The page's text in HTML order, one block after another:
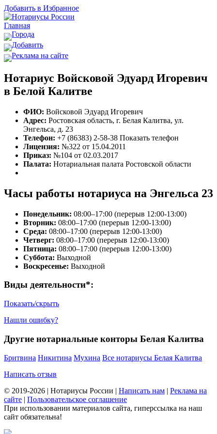
Добавить в Избранное
Главная
Города
Добавить
Реклама на сайте
Нотариус Войсковой Эдуард Игоревич
в Белой Калитве
ФИО: Войсковой Эдуард Игоревич
Адрес: Ростовская область, г. Белая Калитва, ул.
Энгельса, д. 23
Телефон: +7 (86383) 2-58-38 Показать телефон
Лицензия: №322 от 15.04.2011
Приказ: №104 от 02.03.2017
Палата: Нотариальная палата Ростовской области
Часы работы нотариуса на Энгельса 23
Понедельник: 08:00–17:00 (перерыв 12:00-13:00)
Вторник: 08:00–17:00 (перерыв 12:00-13:00)
Среда: 08:00–17:00 (перерыв 12:00-13:00)
Четверг: 08:00–17:00 (перерыв 12:00-13:00)
Пятница: 08:00–17:00 (перерыв 12:00-13:00)
Суббота: Выходной
Воскресенье: Выходной
Виды деятельности*:
Показать/скрыть
Нашли ошибку?
Другие нотариальные конторы Белая Калитва
Бритвина Никитина Мухина Все нотариусы Белая Калитва
Написать отзыв
© 2019-2026 | Нотариусы России | Написать нам | Реклама на
сайте | Пользовательское соглашение
При использовании материалов сайта, гиперссылка на наш
сайт обязательна!